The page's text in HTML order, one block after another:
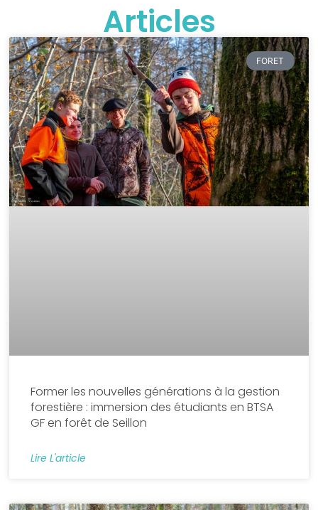
Articles
FORET
Former les nouvelles générations à la gestion
forestière : immersion des étudiants en BTSA
GF en forêt de Seillon
Lire L'article